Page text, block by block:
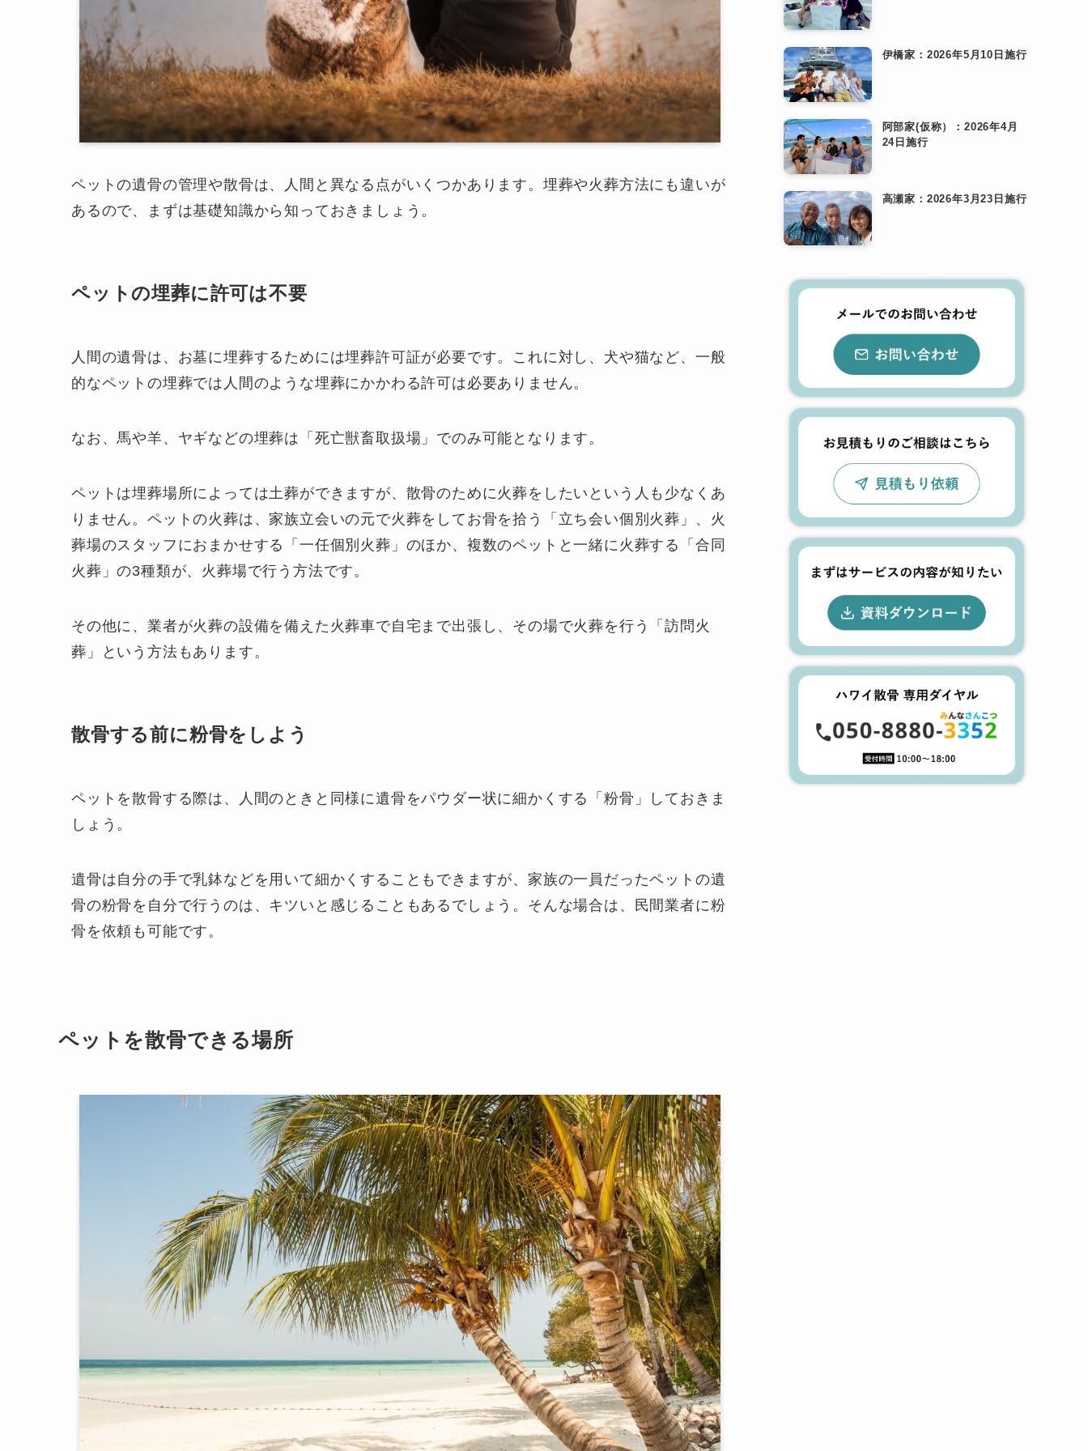
ペットの遺骨の管理や散骨は、人間と異なる点がいくつかあります。埋葬や火葬方法にも違いが
あるので、まずは基礎知識から知っておきましょう。
ペットの埋葬に許可は不要
人間の遺骨は、お墓に埋葬するためには埋葬許可証が必要です。これに対し、犬や猫など、一般
的なペットの埋葬では人間のような埋葬にかかわる許可は必要ありません。
なお、馬や羊、ヤギなどの埋葬は「死亡獣畜取扱場」でのみ可能となります。
ペットは埋葬場所によっては土葬ができますが、散骨のために火葬をしたいという人も少なくあ
りません。ペットの火葬は、家族立会いの元で火葬をしてお骨を拾う「立ち会い個別火葬」、火
葬場のスタッフにおまかせする「一任個別火葬」のほか、複数のペットと一緒に火葬する「合同
火葬」の3種類が、火葬場で行う方法です。
その他に、業者が火葬の設備を備えた火葬車で自宅まで出張し、その場で火葬を行う「訪問火
葬」という方法もあります。
散骨する前に粉骨をしよう
ペットを散骨する際は、人間のときと同様に遺骨をパウダー状に細かくする「粉骨」しておきま
しょう。
遺骨は自分の手で乳鉢などを用いて細かくすることもできますが、家族の一員だったペットの遺
骨の粉骨を自分で行うのは、キツいと感じることもあるでしょう。そんな場合は、民間業者に粉
骨を依頼も可能です。
ペットを散骨できる場所
伊橋家：2026年5月10日施行
阿部家(仮称）：2026年4月
24日施行
高瀬家：2026年3月23日施行